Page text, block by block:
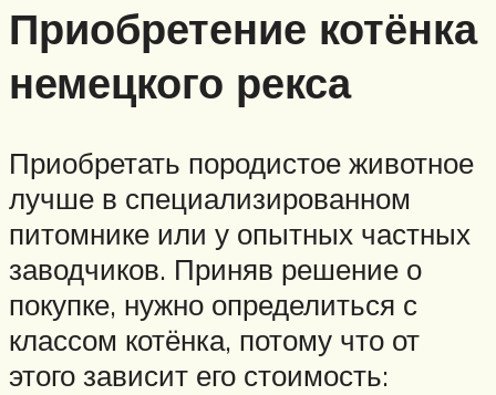
Приобретение котёнка
немецкого рекса
Приобретать породистое животное
лучше в специализированном
питомнике или у опытных частных
заводчиков. Приняв решение о
покупке, нужно определиться с
классом котёнка, потому что от
этого зависит его стоимость: